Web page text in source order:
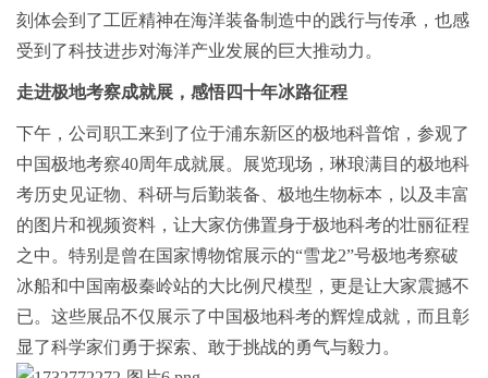
刻体会到了工匠精神在海洋装备制造中的践行与传承 ，也感
受到了科技进步对海洋产业发展的巨大推动力。
走进极地考察成就展，感悟四十年冰路征程
下午，公司职工来到了位于浦东新区的极地科普馆，参观了
中国极地考察40周年成就展。展览现场，琳琅满目的极地科
考历史见证物、科研与后勤装备、极地生物标本，以及丰富
的图片和视频资料，让大家仿佛置身于极地科考的壮丽征程
之中。特别是曾在国家博物馆展示的“雪龙2”号极地考察破
冰船和中国南极秦岭站的大比例尺模型，更是让大家震撼不
已。这些展品不仅展示了中国极地科考的辉煌成就，而且彰
显了科学家们勇于探索、敢于挑战的勇气与毅力。